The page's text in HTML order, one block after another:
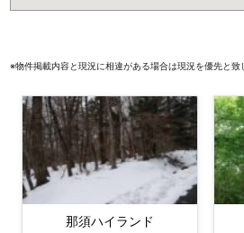
※物件掲載内容と現況に相違がある場合は現況を優先と致
那須ハイランド